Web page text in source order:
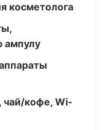
косметолога
ампулу
чай/кофе, Wi-